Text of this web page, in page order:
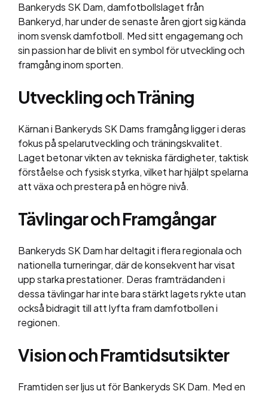
Bankeryds SK Dam, damfotbollslaget från
Bankeryd, har under de senaste åren gjort sig kända
inom svensk damfotboll. Med sitt engagemang och
sin passion har de blivit en symbol för utveckling och
framgång inom sporten.
Utveckling och Träning
Kärnan i Bankeryds SK Dams framgång ligger i deras
fokus på spelarutveckling och träningskvalitet.
Laget betonar vikten av tekniska färdigheter, taktisk
förståelse och fysisk styrka, vilket har hjälpt spelarna
att växa och prestera på en högre nivå.
Tävlingar och Framgångar
Bankeryds SK Dam har deltagit i flera regionala och
nationella turneringar, där de konsekvent har visat
upp starka prestationer. Deras framträdanden i
dessa tävlingar har inte bara stärkt lagets rykte utan
också bidragit till att lyfta fram damfotbollen i
regionen.
Vision och Framtidsutsikter
Framtiden ser ljus ut för Bankeryds SK Dam. Med en